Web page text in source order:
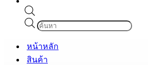
Products
search
หน้าหลัก
สินค้า